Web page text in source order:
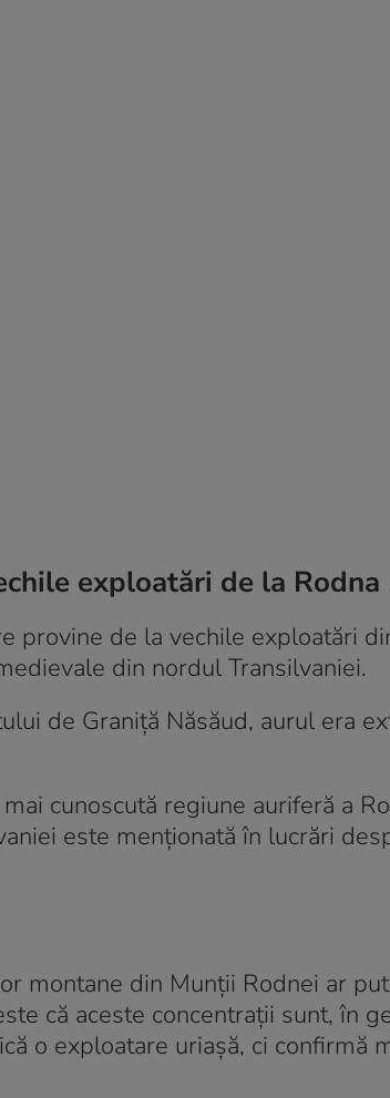
exploatări de la Rodna
provine de la vechile exploatări
din nordul Transilvaniei.
de Graniță Năsăud, aurul era
cunoscută regiune auriferă a
este menționată în lucrări
montane din Munții Rodnei ar
că aceste concentrații sunt, în
o exploatare uriașă, ci confirmă